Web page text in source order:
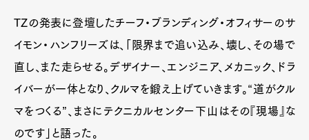
TZの発表に登壇したチーフ・ブランディング・オフィサーのサ
イモン・ハンフリーズは、「限界まで追い込み、壊し、その場で
直し、また走らせる。デザイナー、エンジニア、メカニック、ドラ
イバーが一体となり、クルマを鍛え上げていきます。“道がクル
マをつくる”、まさにテクニカルセンター下山はその『現場』な
のです」と語った。